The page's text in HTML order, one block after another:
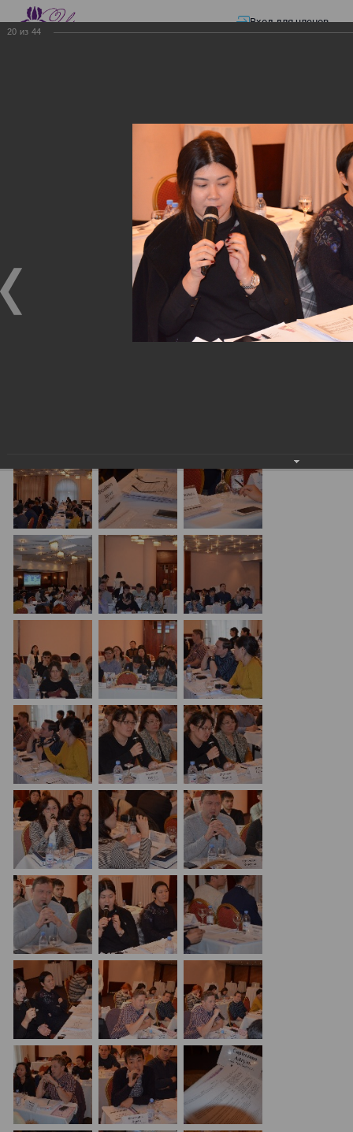
Вход для членов
ЭЛЕКТРОННЫЕ СЧЕТА-ФАКТУРЫ.
ЭЛЕКТРОННЫЕ СЧЕТА-
ФАКТУРЫ. ВИРТУАЛЬНЫЙ
ЭЛЕКТРОННЫЕ СЧЕТА-ФАКТУРЫ. ВИРТУАЛЬНЫЙ
СКЛАД.
Семинар с КГД и разработчиками
20 из 44